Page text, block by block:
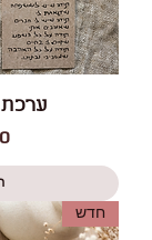
‏60.00 ‏₪
חדש